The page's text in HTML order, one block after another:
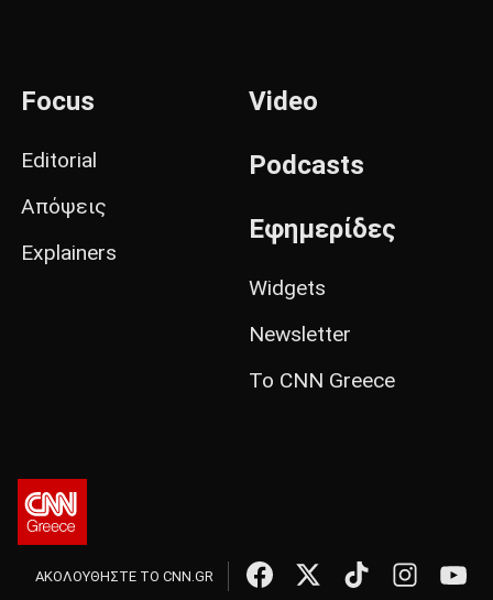
Focus
Editorial
Απόψεις
Explainers
Video
Podcasts
Εφημερίδες
Widgets
Newsletter
Το CNN Greece
ΑΚΟΛΟΥΘΗΣΤΕ ΤΟ CNN.GR